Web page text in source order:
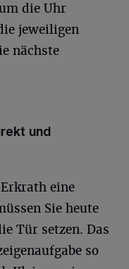
die Uhr
jeweiligen
nächste
und
eine
Sie heute
Tür setzen. Das
so